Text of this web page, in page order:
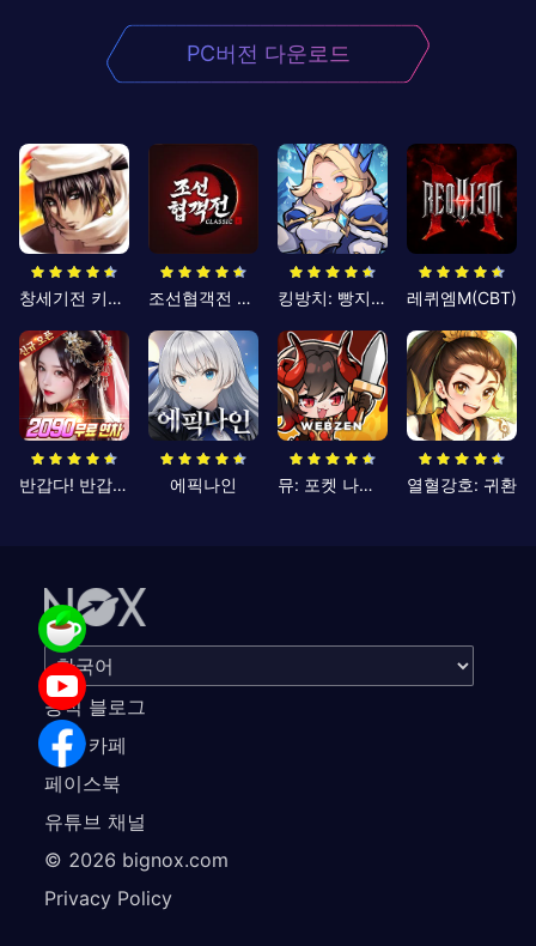
PC버전 다운로드
창세기전 키우기 조선협객전 클래식 킹방치: 빵지의 제왕 레퀴엠M(CBT)
반갑다! 반갑삼국지 에픽나인 뮤: 포켓 나이츠 열혈강호: 귀환
공식 블로그
공식 카페
페이스북
유튜브 채널
© 2026 bignox.com
Privacy Policy